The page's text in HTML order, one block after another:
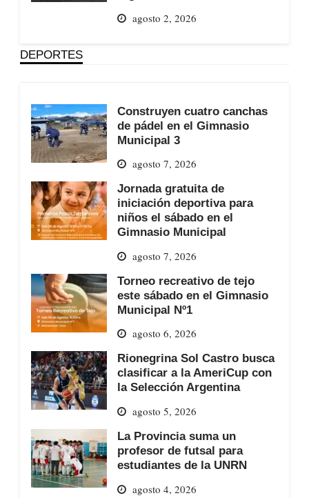
agosto 2, 2026
DEPORTES
Construyen cuatro canchas
de pádel en el Gimnasio
Municipal 3
agosto 7, 2026
Jornada gratuita de
iniciación deportiva para
niños el sábado en el
Gimnasio Municipal
agosto 7, 2026
Torneo recreativo de tejo
este sábado en el Gimnasio
Municipal Nº1
agosto 6, 2026
Rionegrina Sol Castro busca
clasificar a la AmeriCup con
la Selección Argentina
agosto 5, 2026
La Provincia suma un
profesor de futsal para
estudiantes de la UNRN
agosto 4, 2026